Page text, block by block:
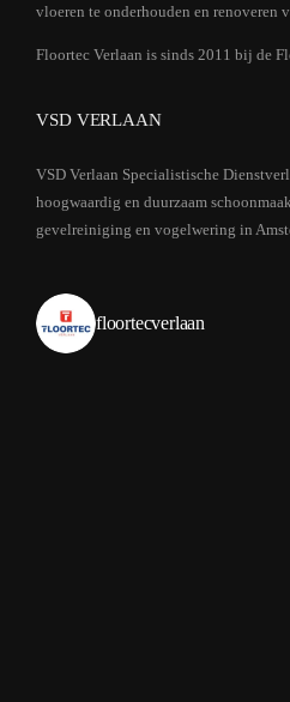
vloeren te onderhouden en renoveren
Floortec Verlaan is sinds 2011 bij de
VSD VERLAAN
VSD Verlaan Specialistische
hoogwaardig en duurzaam
gevelreiniging en vogelwering in
floortecverlaan